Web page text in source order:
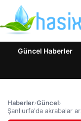
Güncel Haberler
Haberler›Güncel›
Şanlıurfa'da akrabalar